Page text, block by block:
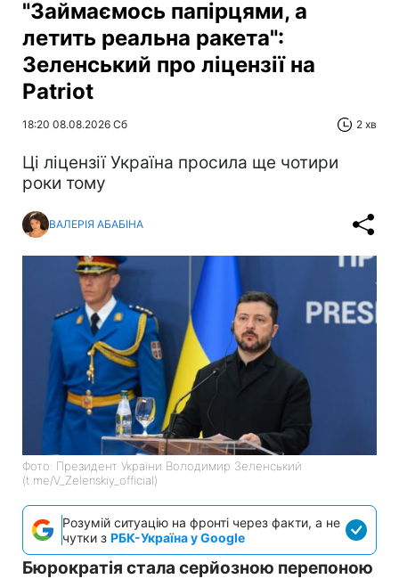
"Займаємось папірцями, а
летить реальна ракета":
Зеленський про ліцензії на
Patriot
18:20 08.08.2026 Сб 2 хв
Ці ліцензії Україна просила ще чотири
роки тому
ВАЛЕРІЯ АБАБІНА
Фото: Президент України Володимир Зеленський
(t.me/V_Zelenskiy_official)
Розумій ситуацію на фронті через факти, а не
чутки з РБК-Україна у Google
Бюрократія стала серйозною перепоною